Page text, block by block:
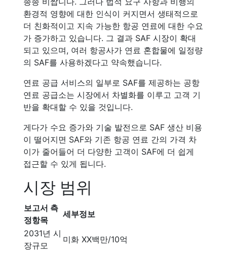
환경적 영향에 대한 인식이 커지면서 생태적으로
더 친화적이고 지속 가능한 항공 연료에 대한 수요
가 증가하고 있습니다. 그 결과 SAF 시장이 확대
되고 있으며, 여러 항공사가 연료 혼합물에 일정량
의 SAF를 사용하겠다고 약속했습니다.
연료 공급 서비스의 일부로 SAF를 제공하는 공항
연료 공급소는 시장에서 차별화를 이루고 고객 기
반을 확대할 수 있을 것입니다.
게다가 수요 증가와 기술 발전으로 SAF 생산 비용
이 떨어지면 SAF와 기존 항공 연료 간의 가격 차
이가 줄어들어 더 다양한 고객이 SAF에 더 쉽게
접근할 수 있게 됩니다.
시장 범위
보고서 측
정항목
세부정보
2031년 시
장규모
미화 XX백만/10억